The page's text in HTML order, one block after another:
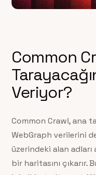
Common
Veriyor?
Common Crawl, ana
WebGraph verilerini
üzerindeki alan
bir haritasını çıkarır.